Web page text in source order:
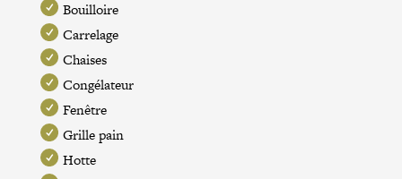
Bouilloire
Carrelage
Chaises
Congélateur
Fenêtre
Grille pain
Hotte